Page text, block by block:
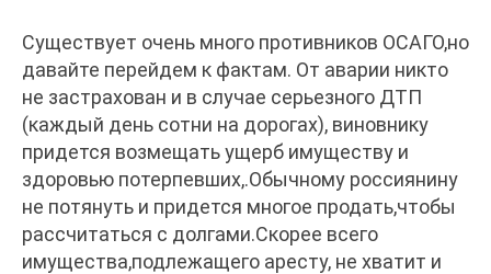
Существует очень много противников ОСАГО,но
давайте перейдем к фактам. От аварии никто
не застрахован и в случае серьезного ДТП
(каждый день сотни на дорогах), виновнику
придется возмещать ущерб имуществу и
здоровью потерпевших,.Обычному россиянину
не потянуть и придется многое продать,чтобы
рассчитаться с долгами.Скорее всего
имущества,подлежащего аресту, не хватит и